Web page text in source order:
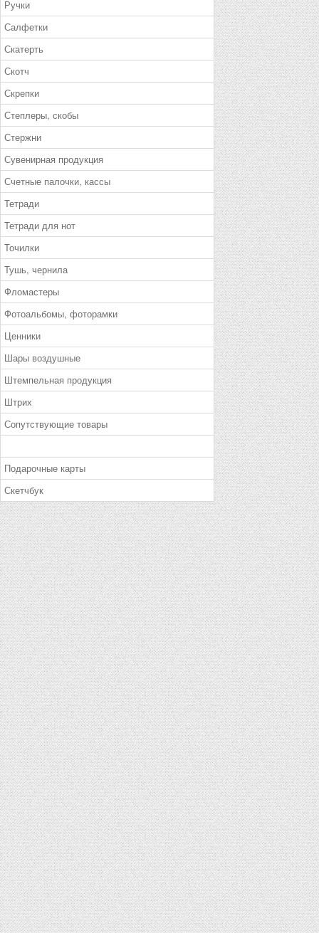
Ручки
Салфетки
Скатерть
Скотч
Скрепки
Степлеры, скобы
Стержни
Сувенирная продукция
Счетные палочки, кассы
Тетради
Тетради для нот
Точилки
Тушь, чернила
Фломастеры
Фотоальбомы, фоторамки
Ценники
Шары воздушные
Штемпельная продукция
Штрих
Сопутствующие товары
Подарочные карты
Скетчбук